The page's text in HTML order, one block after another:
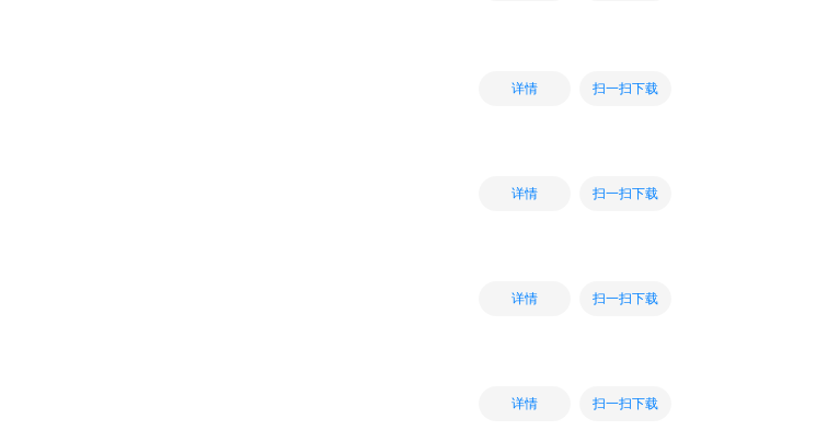
详情 扫一扫下载
详情 扫一扫下载
详情 扫一扫下载
详情 扫一扫下载